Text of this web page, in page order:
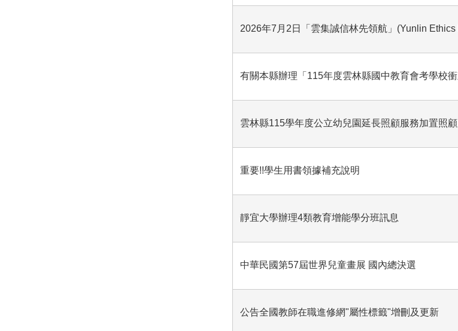
2026年7月2日「雲集誠信林先領航」(Yunlin
有關本縣辦理「115年度雲林縣國中教育會考學校
雲林縣115學年度公立幼兒園延長照顧服務加置照
重要!!學生用書領據補充說明
靜宜大學辦理4類教育增能學分班訊息
中華民國第57屆世界兒童畫展 國內總決選
公告全國教師在職進修網"屬性標籤"增刪及更新